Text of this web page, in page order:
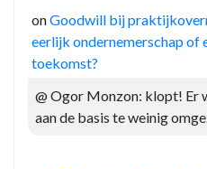
onGoodwill bij
eerlijk ondernemerschap of
toekomst?
@ Ogor Monzon: klopt! Er
aan de basis te weinig